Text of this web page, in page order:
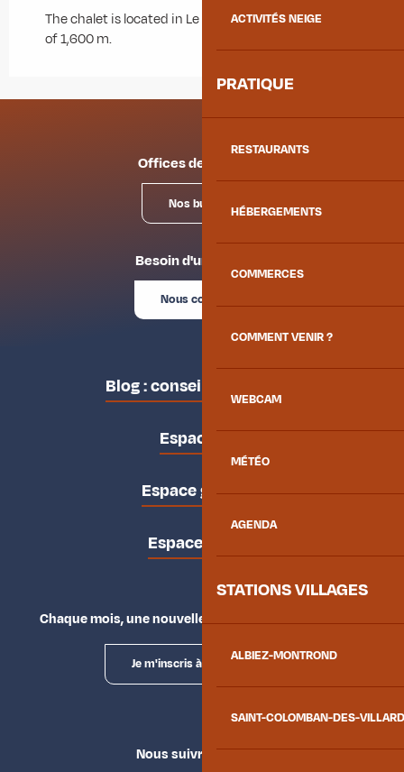
ACTIVITÉS NEIGE
PRATIQUE
RESTAURANTS
HÉBERGEMENTS
COMMERCES
COMMENT VENIR ?
WEBCAM
MÉTÉO
AGENDA
STATIONS VILLAGES
ALBIEZ-MONTROND
SAINT-COLOMBAN-DES-
The chalet is located in Le Chalmieu at an altitude
of 1,600 m.
Offices de tourisme
Nos bureaux
Besoin d'un conseil ?
Nous contacter
Blog : conseils des locaux
Espace pro
Espace groupes
Espace presse
Chaque mois, une nouvelle façon d'explorer la vallée.
Je m'inscris à la newsletter
Nous suivre